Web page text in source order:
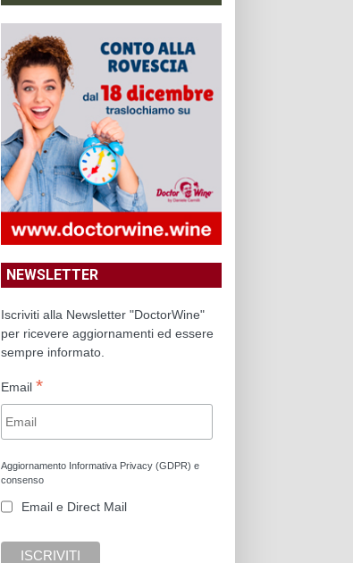
NEWSLETTER
Iscriviti alla Newsletter "DoctorWine"
per ricevere aggiornamenti ed essere
sempre informato.
Email *
Aggiornamento Informativa Privacy (GDPR) e
consenso
Email e Direct Mail